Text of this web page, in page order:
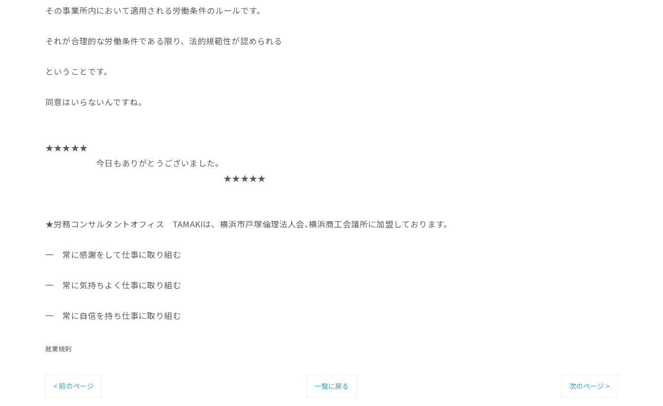
その事業所内において適用される労働条件のルールです。
それが合理的な労働条件である限り、法的規範性が認められる
ということです。
同意はいらないんですね。
★★★★★
今日もありがとうございました。
★★★★★
★労務コンサルタントオフィス TAMAKIは、横浜市戸塚倫理法人会､横浜商工会議所に加盟しております。
一 常に感謝をして仕事に取り組む
一 常に気持ちよく仕事に取り組む
一 常に自信を持ち仕事に取り組む
就業規則
< 前のページ 一覧に戻る 次のページ >